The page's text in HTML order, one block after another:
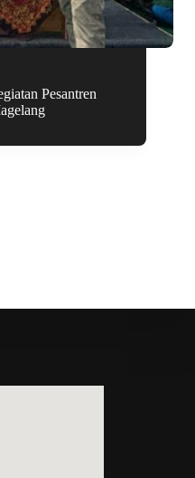
Pesantren